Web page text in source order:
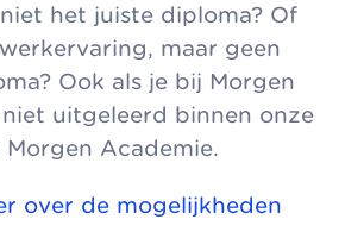
het juiste diploma? Of
maar geen
Ook als je bij Morgen
uitgeleerd binnen onze
Morgen Academie.
over de mogelijkheden